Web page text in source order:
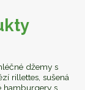
džemy s
rillettes, sušená
hamburgery s